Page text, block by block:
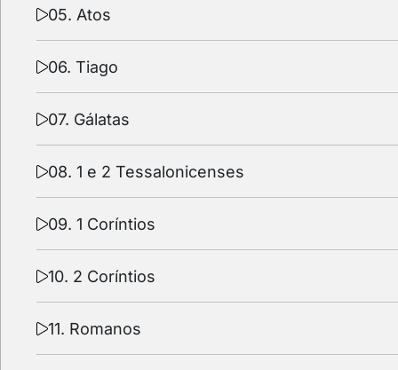
05. Atos
06. Tiago
07. Gálatas
08. 1 e 2 Tessalonicenses
09. 1 Coríntios
10. 2 Coríntios
11. Romanos